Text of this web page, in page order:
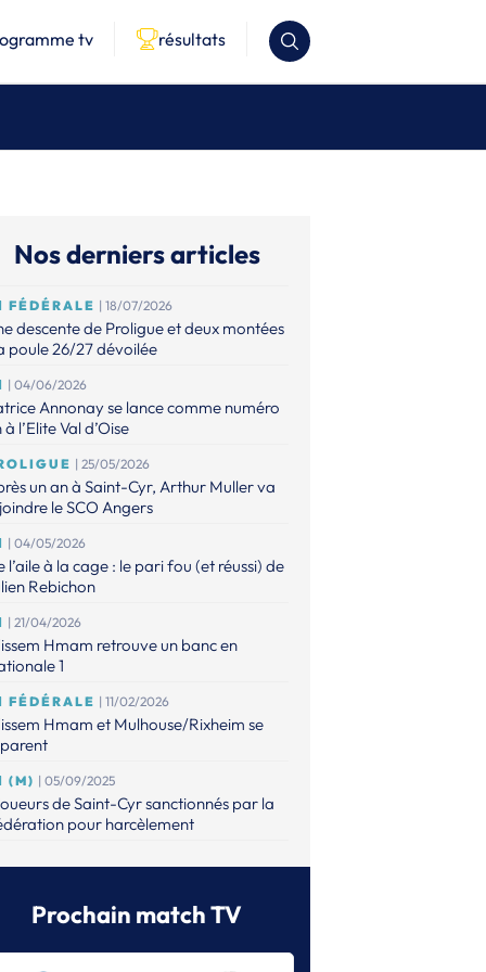
tv résultats
Nos derniers articles
FÉDÉRALE | 18/07/2026
descente de Proligue et deux montées
poule 26/27 dévoilée
| 04/06/2026
Annonay se lance comme numéro
à l’Elite Val d’Oise
| 25/05/2026
un an à Saint-Cyr, Arthur Muller va
le SCO Angers
| 04/05/2026
l’aile à la cage : le pari fou (et réussi) de
Rebichon
| 21/04/2026
Hmam retrouve un banc en
1
FÉDÉRALE | 11/02/2026
Hmam et Mulhouse/Rixheim se
(M) | 05/09/2025
de Saint-Cyr sanctionnés par la
pour harcèlement
de N1
Prochain match TV